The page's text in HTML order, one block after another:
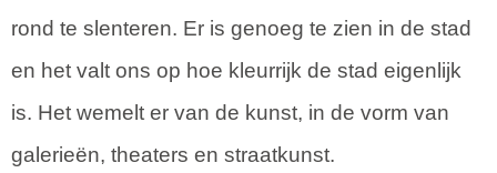
rond te slenteren. Er is genoeg te zien in de stad
en het valt ons op hoe kleurrijk de stad eigenlijk
is. Het wemelt er van de kunst, in de vorm van
galerieën, theaters en straatkunst.